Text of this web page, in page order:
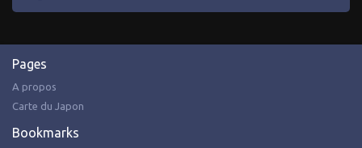
Pages
A propos
Carte du Japon
Bookmarks